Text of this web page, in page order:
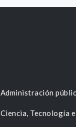
Administración
Ciencia, Tecnología